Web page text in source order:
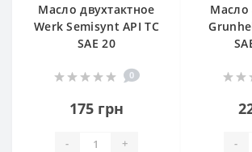
Масло двухтактное
Werk Semisynt API TC
SAE 20
0
175 грн
- +
Масло
-